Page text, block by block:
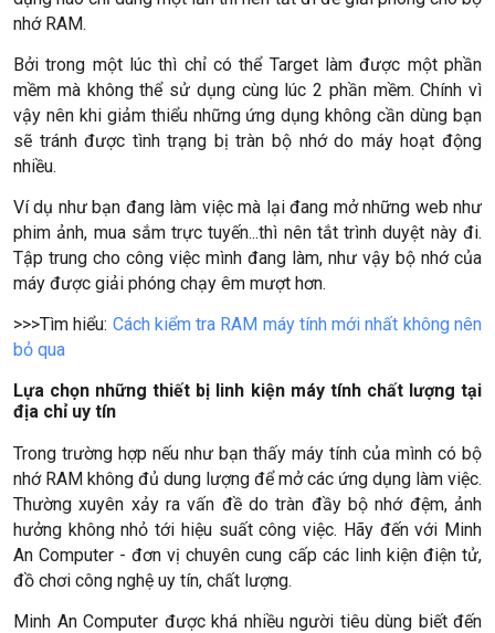
nhớ RAM.
Bởi trong một lúc thì chỉ có thể Target làm được một phần
mềm mà không thể sử dụng cùng lúc 2 phần mềm. Chính vì
vậy nên khi giảm thiểu những ứng dụng không cần dùng bạn
sẽ tránh được tình trạng bị tràn bộ nhớ do máy hoạt động
nhiều.
Ví dụ như bạn đang làm việc mà lại đang mở những web như
phim ảnh, mua sắm trực tuyến...thì nên tắt trình duyệt này đi.
Tập trung cho công việc mình đang làm, như vậy bộ nhớ của
máy được giải phóng chạy êm mượt hơn.
>>>Tìm hiểu: Cách kiểm tra RAM máy tính mới nhất không nên
bỏ qua
Lựa chọn những thiết bị linh kiện máy tính chất lượng tại
địa chỉ uy tín
Trong trường hợp nếu như bạn thấy máy tính của mình có bộ
nhớ RAM không đủ dung lượng để mở các ứng dụng làm việc.
Thường xuyên xảy ra vấn đề do tràn đầy bộ nhớ đệm, ảnh
hưởng không nhỏ tới hiệu suất công việc. Hãy đến với Minh
An Computer - đơn vị chuyên cung cấp các linh kiện điện tử,
đồ chơi công nghệ uy tín, chất lượng.
Minh An Computer được khá nhiều người tiêu dùng biết đến